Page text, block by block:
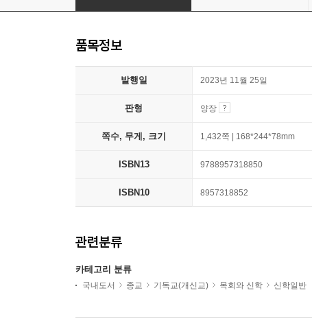
품목정보
발행일 2023년 11월 25일
판형 양장
쪽수, 무게, 크기 1,432쪽 | 168*244*78mm
ISBN13 9788957318850
ISBN10 8957318852
관련분류
카테고리 분류
국내도서 종교 기독교(개신교) 목회와 신학 신학일반